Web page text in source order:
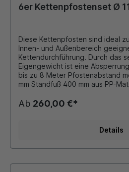
6er Kettenpfostenset Ø
Diese Kettenpfosten sind ideal
Innen- und Außenbereich
Kettendurchführung. Durch das
Eigengewicht ist eine
bis zu 8 Meter Pfostenabstand möglich.
mm Standfuß 400 mm aus PP-
Fuß mit 8-10 kg Sand befüllbar 6er Set besteht aus: 6
x Kettenpfosten a 3,5 kg 25
Schilder, Hinweistafeln siehe
Ab 260,00 €*
Details